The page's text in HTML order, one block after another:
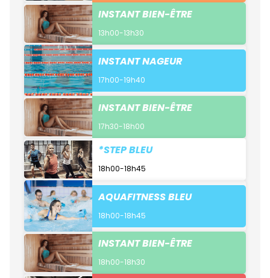
INSTANT BIEN-ÊTRE
13h00-13h30
INSTANT NAGEUR
17h00-19h40
INSTANT BIEN-ÊTRE
17h30-18h00
*STEP BLEU
18h00-18h45
AQUAFITNESS BLEU
18h00-18h45
INSTANT BIEN-ÊTRE
18h00-18h30